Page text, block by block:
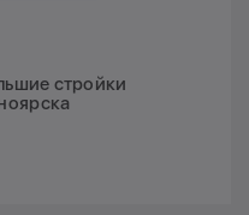
стройки